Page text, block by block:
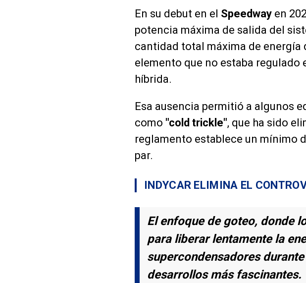
En su debut en el Speedway en
potencia máxima de salida del
cantidad total máxima de energía
elemento que no estaba regulado
híbrida.
Esa ausencia permitió a algunos
como "cold trickle", que ha sido
reglamento establece un mínimo
par.
INDYCAR ELIMINA EL
El enfoque de goteo, donde
para liberar lentamente la
supercondensadores
desarrollos más fascinantes.